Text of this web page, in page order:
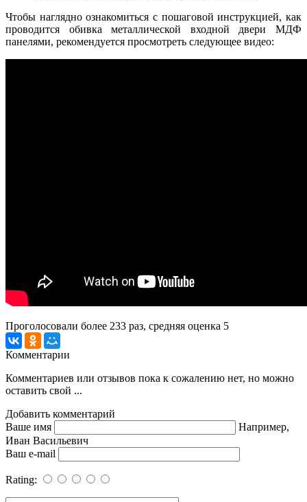
Чтобы наглядно ознакомиться с пошаговой инструкцией, как
проводится обивка металлической входной двери МДФ
панелями, рекомендуется просмотреть следующее видео:
Проголосовали более 233 раз, средняя оценка 5
Комментарии
Комментариев или отзывов пока к сожалению нет, но можно
оставить свой ...
Добавить комментарий
Ваше имя
Например,
Иван Васильевич
Ваш e-mail
Rating: